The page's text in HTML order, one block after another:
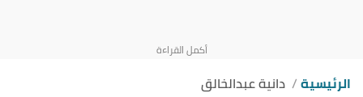
الرئيسية دانية عبدالخالق